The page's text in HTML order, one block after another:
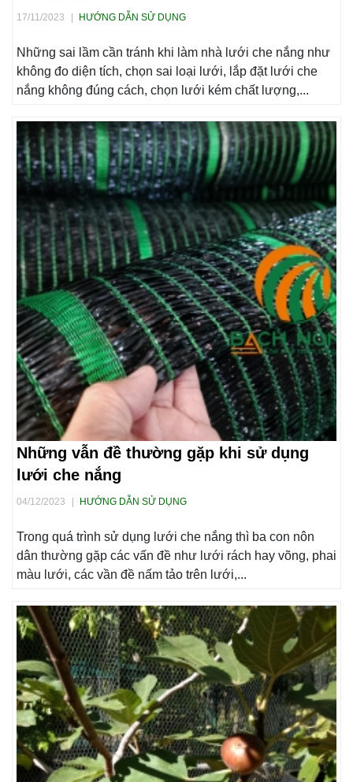
17/11/2023 HƯỚNG DẪN SỬ DỤNG
Những sai lầm cần tránh khi làm nhà lưới che nắng như
không đo diện tích, chọn sai loại lưới, lắp đặt lưới che
nắng không đúng cách, chọn lưới kém chất lượng,...
Những vẫn đề thường gặp khi sử dụng
lưới che nắng
04/12/2023 HƯỚNG DẪN SỬ DỤNG
Trong quá trình sử dụng lưới che nắng thì ba con nôn
dân thường gặp các vấn đề như lưới rách hay võng, phai
màu lưới, các vần đề nấm tảo trên lưới,...